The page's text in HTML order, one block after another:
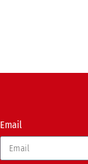
Email